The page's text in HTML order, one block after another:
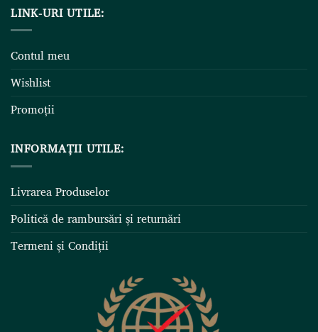
LINK-URI UTILE:
Contul meu
Wishlist
Promoții
INFORMAȚII UTILE:
Livrarea Produselor
Politică de rambursări și returnări
Termeni și Condiții